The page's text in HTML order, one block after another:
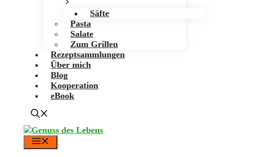
Säfte
Pasta
Salate
Zum Grillen
Rezeptsammlungen
Über mich
Blog
Kooperation
eBook